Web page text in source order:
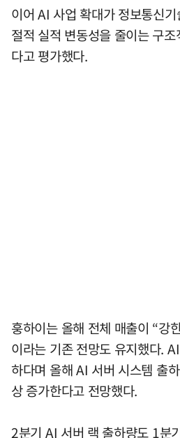
이어 AI 사업 확대가 정보통신
절적 실적 변동성을 줄이는 구
다고 평가했다.
훙하이는 올해 전체 매출이 “강
이라는 기존 전망도 유지했다.
하다며 올해 AI 서버 시스템 출
상 증가한다고 전망했다.
2분기 AI 서버 랙 출하량도 1분